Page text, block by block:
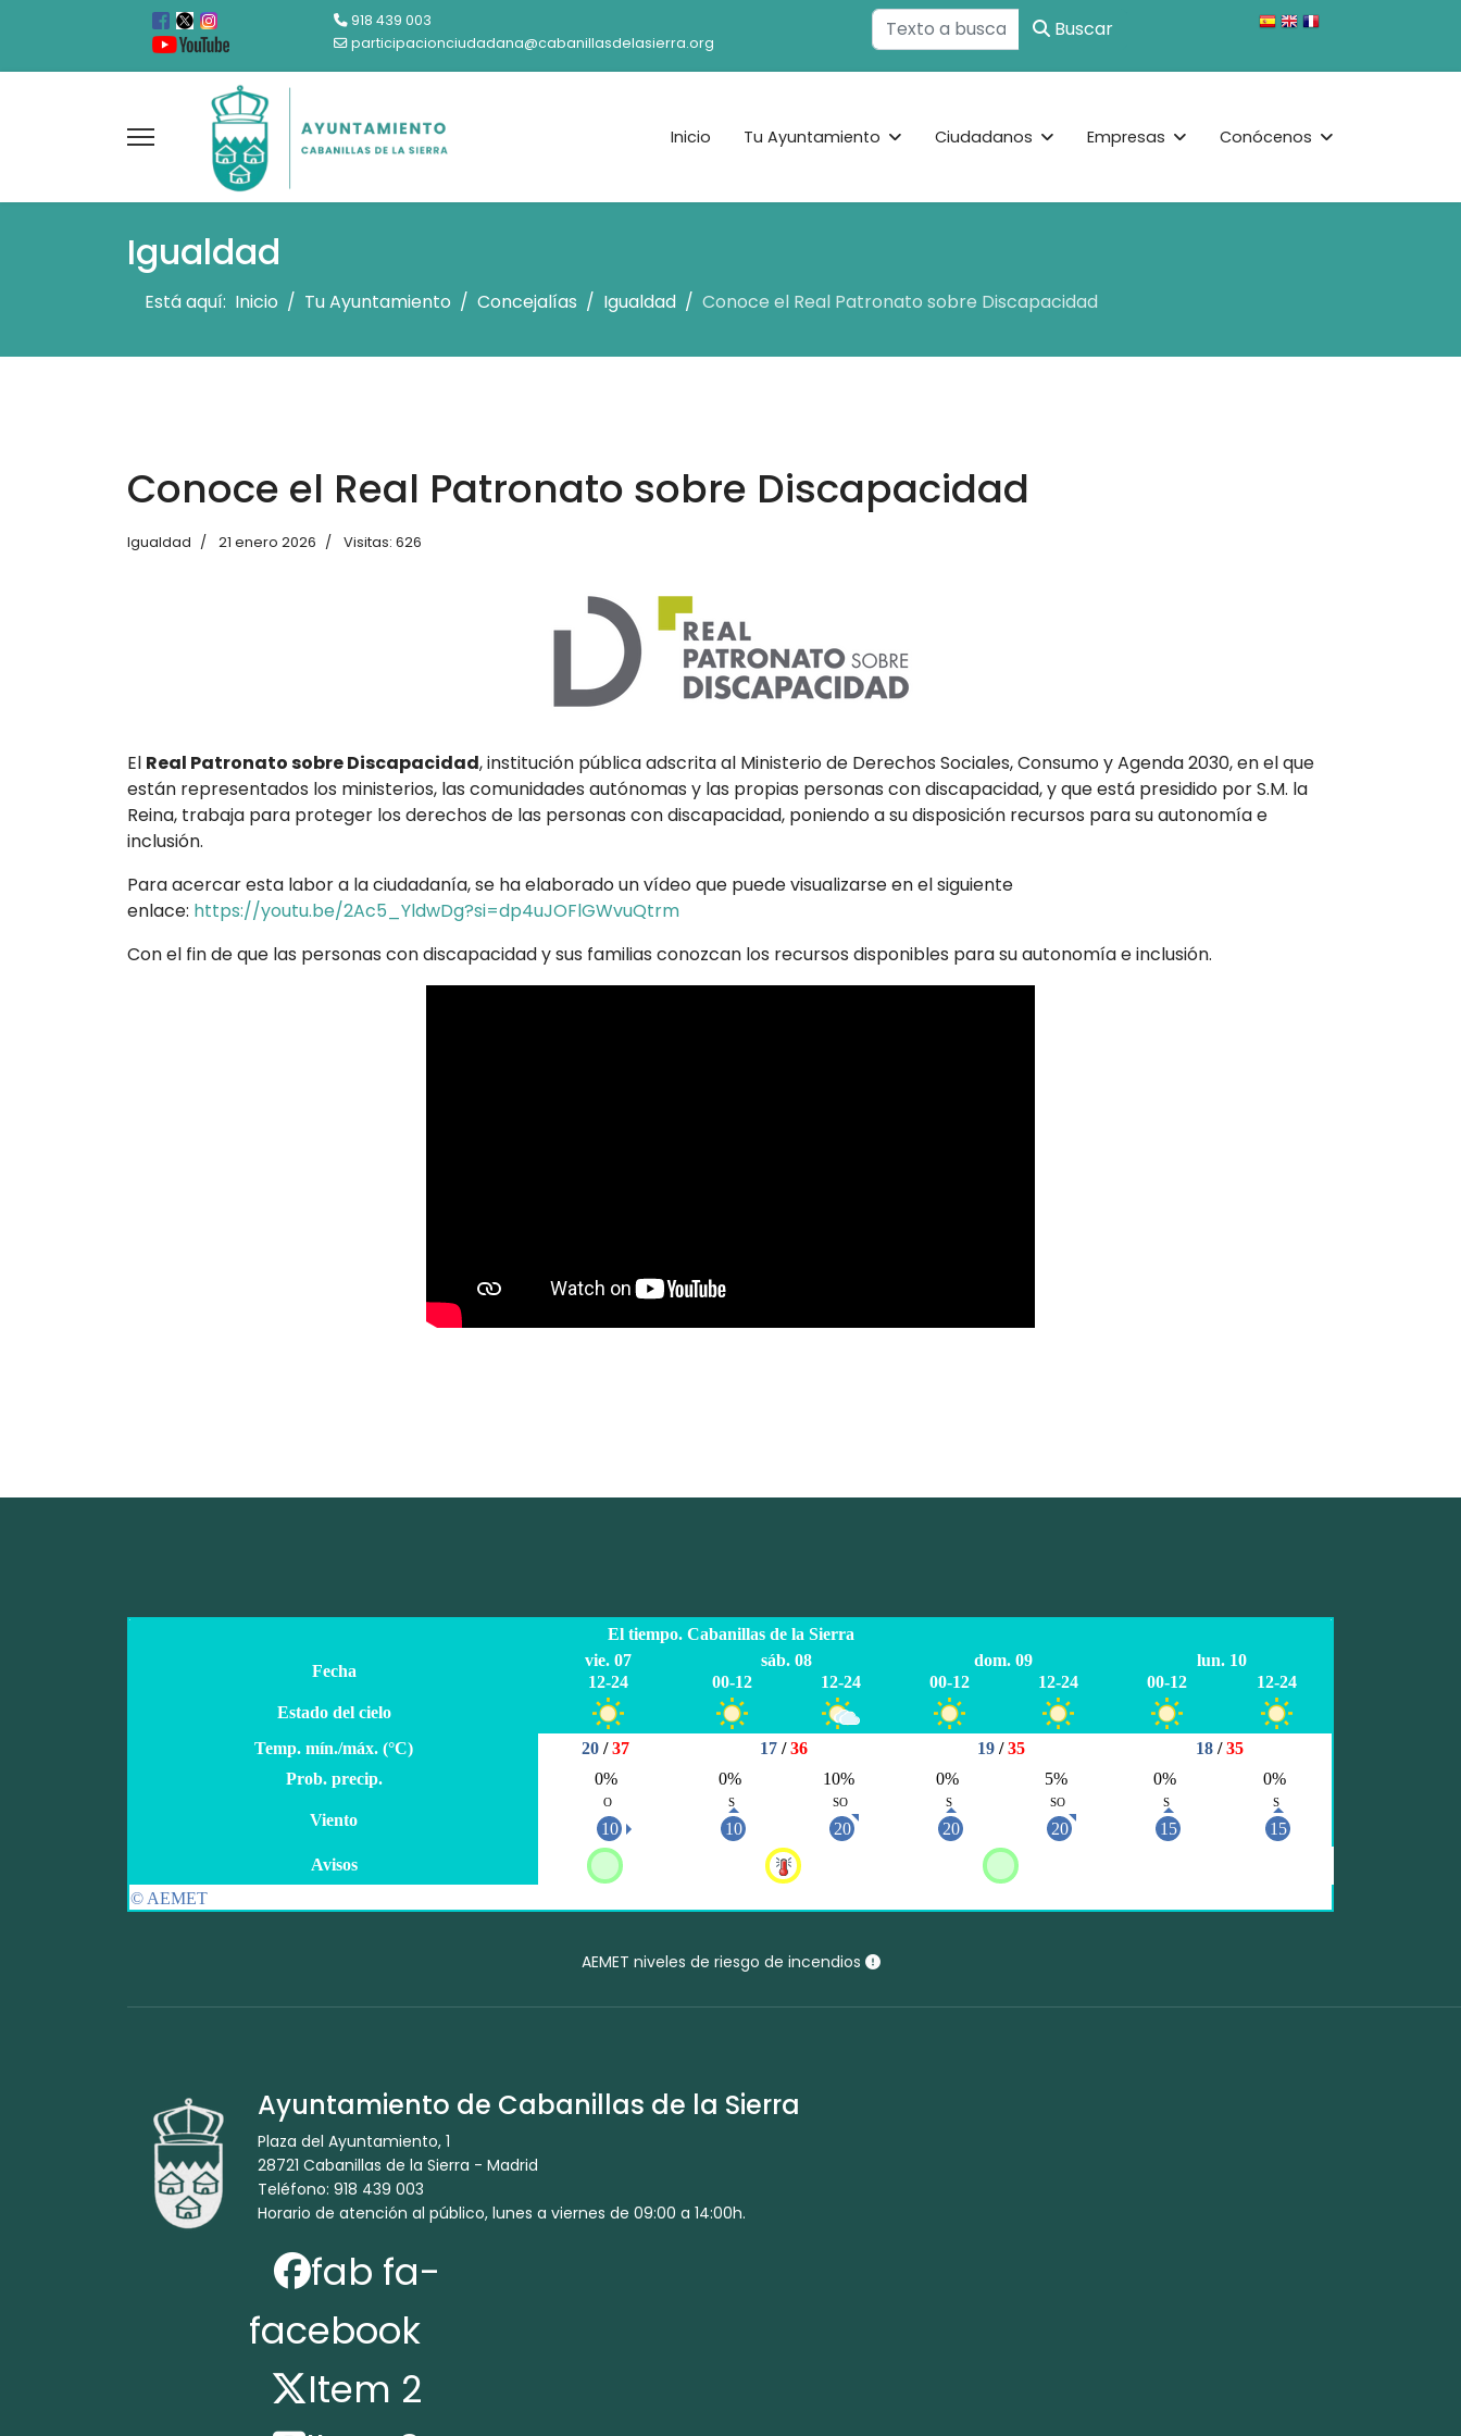
918 439 003
participacionciudadana@cabanillasdelasierra.org
Buscar Buscar
Inicio Tu Ayuntamiento Ciudadanos Empresas Conócenos
Igualdad
Está aquí: Inicio Tu Ayuntamiento Concejalías Igualdad Conoce el Real Patronato sobre Discapacidad
Conoce el Real Patronato sobre Discapacidad
Igualdad 21 enero 2026 Visitas: 626
El Real Patronato sobre Discapacidad, institución pública adscrita al Ministerio de Derechos Sociales, Consumo y Agenda 2030, en el que
están representados los ministerios, las comunidades autónomas y las propias personas con discapacidad, y que está presidido por S.M. la
Reina, trabaja para proteger los derechos de las personas con discapacidad, poniendo a su disposición recursos para su autonomía e
inclusión.
Para acercar esta labor a la ciudadanía, se ha elaborado un vídeo que puede visualizarse en el siguiente
enlace: https://youtu.be/2Ac5_YldwDg?si=dp4uJOFlGWvuQtrm
Con el fin de que las personas con discapacidad y sus familias conozcan los recursos disponibles para su autonomía e inclusión.
AEMET niveles de riesgo de incendios
Ayuntamiento de Cabanillas de la Sierra
Plaza del Ayuntamiento, 1
28721 Cabanillas de la Sierra - Madrid
Teléfono: 918 439 003
Horario de atención al público, lunes a viernes de 09:00 a 14:00h.
fab fa-
facebook
Item 2